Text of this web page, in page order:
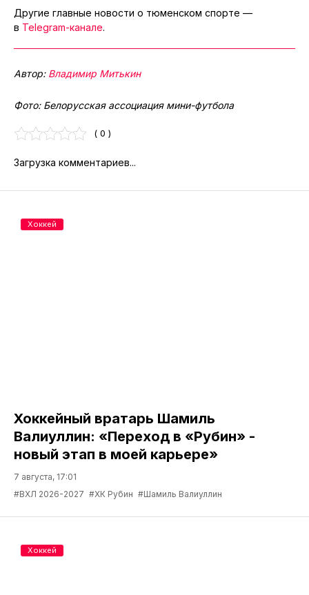
Другие главные новости о тюменском спорте —
в Telegram-канале.
Автор: Владимир Митькин
Фото: Белорусская ассоциация мини-футбола
( 0 )
Загрузка комментариев...
Хоккейный вратарь Шамиль
Валиуллин: «Переход в «Рубин» -
новый этап в моей карьере»
7 августа, 17:01
#ВХЛ 2026-2027 #ХК Рубин #Шамиль Валиуллин
Хоккей
Хоккей